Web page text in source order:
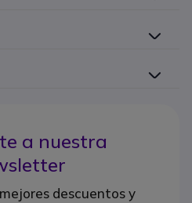
a nuestra
descuentos y